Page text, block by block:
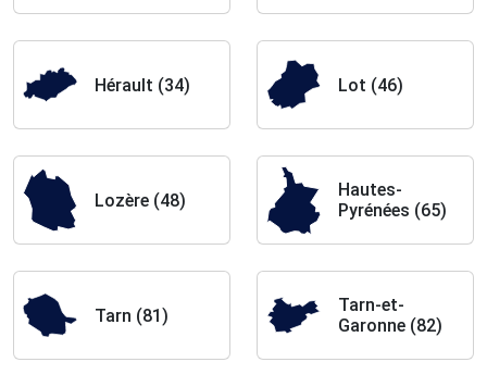
Hérault (34) Lot (46)
Lozère (48)
Hautes-
Pyrénées (65)
Tarn (81)
Tarn-et-
Garonne (82)